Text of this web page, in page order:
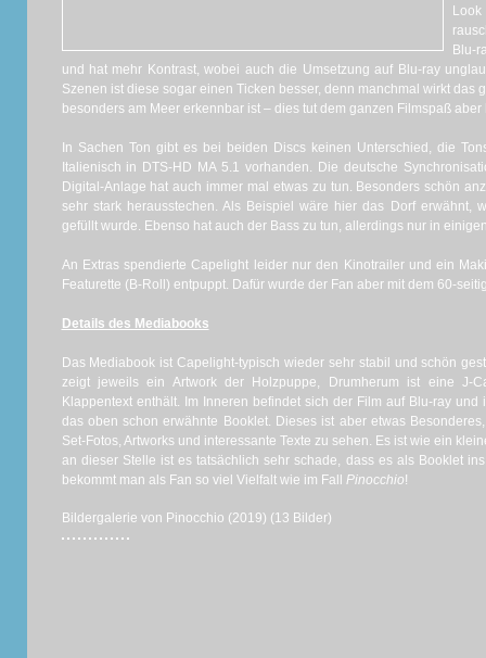
Blu-
und hat mehr Kontrast, wobei auch die Umsetzung auf Blu-ray
Szenen ist diese sogar einen Ticken besser, denn manchmal wirkt das
besonders am Meer erkennbar ist – dies tut dem ganzen Filmspaß aber
In Sachen Ton gibt es bei beiden Discs keinen Unterschied, die
Italienisch in DTS-HD MA 5.1 vorhanden. Die deutsche
Digital-Anlage hat auch immer mal etwas zu tun. Besonders schön
sehr stark herausstechen. Als Beispiel wäre hier das Dorf erwähnt,
gefüllt wurde. Ebenso hat auch der Bass zu tun, allerdings nur in
An Extras spendierte Capelight leider nur den Kinotrailer und ein
Featurette (B-Roll) entpuppt. Dafür wurde der Fan aber mit dem 60-
Details des Mediabooks
Das Mediabook ist Capelight-typisch wieder sehr stabil und schön
zeigt jeweils ein Artwork der Holzpuppe, Drumherum ist eine J-
Klappentext enthält. Im Inneren befindet sich der Film auf Blu-ray
das oben schon erwähnte Booklet. Dieses ist aber etwas
Set-Fotos, Artworks und interessante Texte zu sehen. Es ist wie ein
an dieser Stelle ist es tatsächlich sehr schade, dass es als Booklet
bekommt man als Fan so viel Vielfalt wie im Fall Pinocchio!
Bildergalerie von Pinocchio (2019) (13 Bilder)